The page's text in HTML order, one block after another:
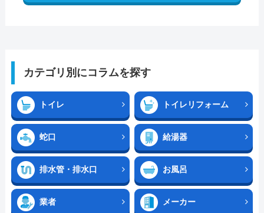
カテゴリ別にコラムを探す
トイレ トイレリフォーム
蛇口 給湯器
排水管・排水口 お風呂
業者 メーカー